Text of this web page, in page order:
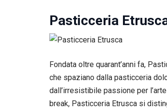
Pasticceria
Fondata oltre quarant’anni fa,
che spaziano dalla pasticceria
dall’irresistibile passione per
break, Pasticceria Etrusca si